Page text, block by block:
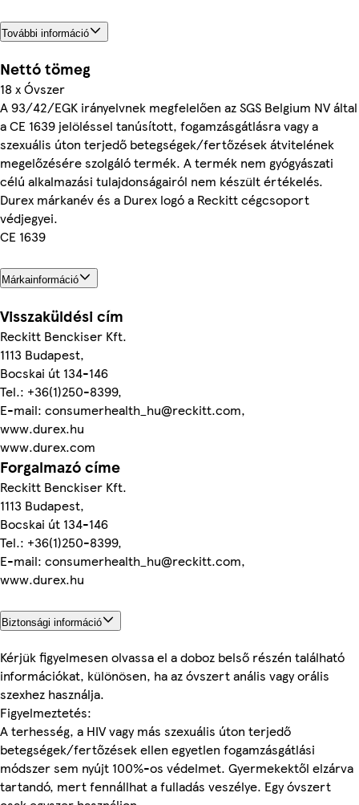
További információ
Nettó tömeg
18 x Óvszer
A 93/42/EGK irányelvnek megfelelően az SGS Belgium NV által
a CE 1639 jelöléssel tanúsított, fogamzásgátlásra vagy a
szexuális úton terjedő betegségek/fertőzések átvitelének
megelőzésére szolgáló termék. A termék nem gyógyászati
célú alkalmazási tulajdonságairól nem készült értékelés.
Durex márkanév és a Durex logó a Reckitt cégcsoport
védjegyei.
CE 1639
Márkainformáció
Visszaküldési cím
Reckitt Benckiser Kft.
1113 Budapest,
Bocskai út 134-146
Tel.: +36(1)250-8399,
E-mail: consumerhealth_hu@reckitt.com,
www.durex.hu
www.durex.com
Forgalmazó címe
Reckitt Benckiser Kft.
1113 Budapest,
Bocskai út 134-146
Tel.: +36(1)250-8399,
E-mail: consumerhealth_hu@reckitt.com,
www.durex.hu
Biztonsági információ
Kérjük figyelmesen olvassa el a doboz belső részén található
információkat, különösen, ha az óvszert anális vagy orális
szexhez használja.
Figyelmeztetés:
A terhesség, a HIV vagy más szexuális úton terjedő
betegségek/fertőzések ellen egyetlen fogamzásgátlási
módszer sem nyújt 100%-os védelmet. Gyermekektől elzárva
tartandó, mert fennállhat a fulladás veszélye. Egy óvszert